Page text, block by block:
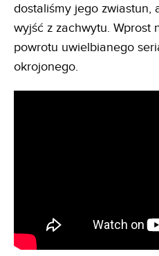
dostaliśmy jego zwiastun,
wyjść z zachwytu. Wprost
powrotu uwielbianego
okrojonego.